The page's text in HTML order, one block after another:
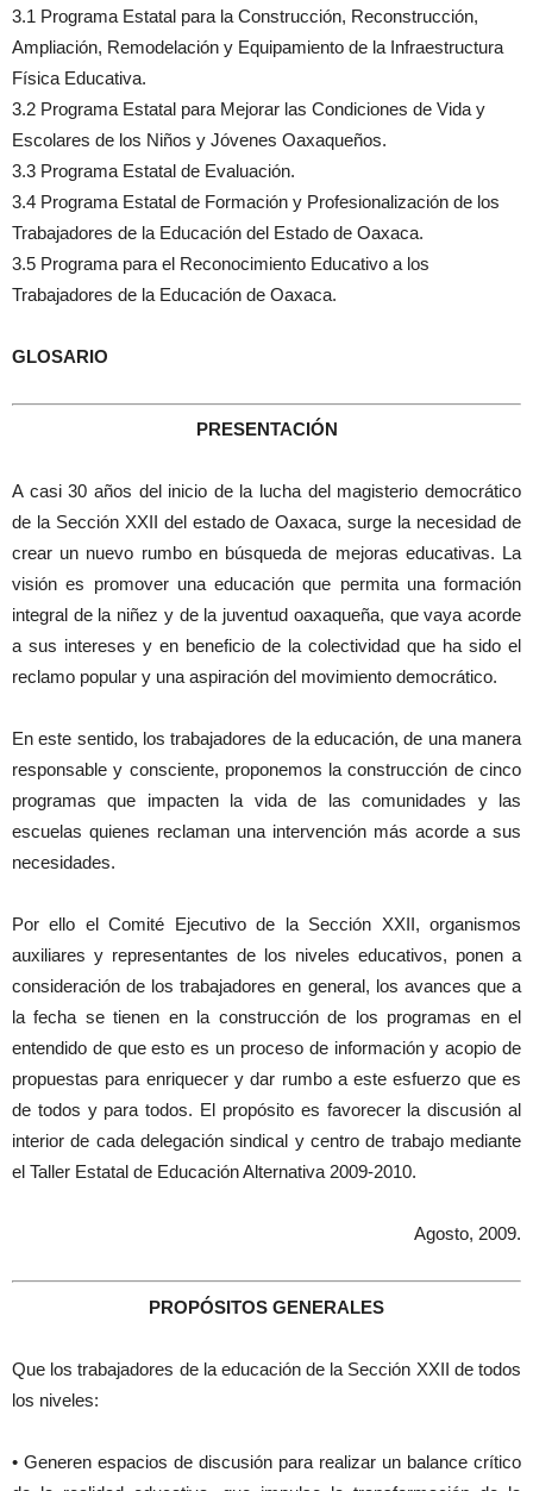
3.1 Programa Estatal para la Construcción, Reconstrucción,
Ampliación, Remodelación y Equipamiento de la Infraestructura
Física Educativa.
3.2 Programa Estatal para Mejorar las Condiciones de Vida y
Escolares de los Niños y Jóvenes Oaxaqueños.
3.3 Programa Estatal de Evaluación.
3.4 Programa Estatal de Formación y Profesionalización de los
Trabajadores de la Educación del Estado de Oaxaca.
3.5 Programa para el Reconocimiento Educativo a los
Trabajadores de la Educación de Oaxaca.
GLOSARIO
PRESENTACIÓN
A casi 30 años del inicio de la lucha del magisterio democrático
de la Sección XXII del estado de Oaxaca, surge la necesidad de
crear un nuevo rumbo en búsqueda de mejoras educativas. La
visión es promover una educación que permita una formación
integral de la niñez y de la juventud oaxaqueña, que vaya acorde
a sus intereses y en beneficio de la colectividad que ha sido el
reclamo popular y una aspiración del movimiento democrático.
En este sentido, los trabajadores de la educación, de una manera
responsable y consciente, proponemos la construcción de cinco
programas que impacten la vida de las comunidades y las
escuelas quienes reclaman una intervención más acorde a sus
necesidades.
Por ello el Comité Ejecutivo de la Sección XXII, organismos
auxiliares y representantes de los niveles educativos, ponen a
consideración de los trabajadores en general, los avances que a
la fecha se tienen en la construcción de los programas en el
entendido de que esto es un proceso de información y acopio de
propuestas para enriquecer y dar rumbo a este esfuerzo que es
de todos y para todos. El propósito es favorecer la discusión al
interior de cada delegación sindical y centro de trabajo mediante
el Taller Estatal de Educación Alternativa 2009-2010.
Agosto, 2009.
PROPÓSITOS GENERALES
Que los trabajadores de la educación de la Sección XXII de todos
los niveles:
• Generen espacios de discusión para realizar un balance crítico